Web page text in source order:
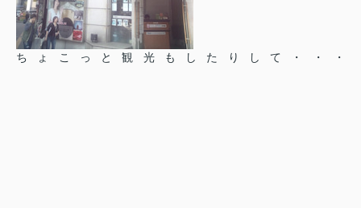
ちょこっと観光もしたりして・・・